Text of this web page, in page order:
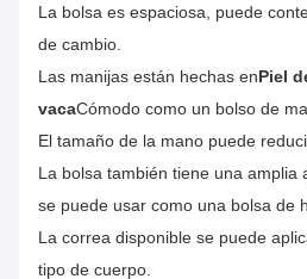
La bolsa es espaciosa, puede
de cambio.
Las manijas están hechas enPiel
vacaCómodo como un bolso de
El tamaño de la mano puede
La bolsa también tiene una amplia
se puede usar como una bolsa de
La correa disponible se puede
tipo de cuerpo